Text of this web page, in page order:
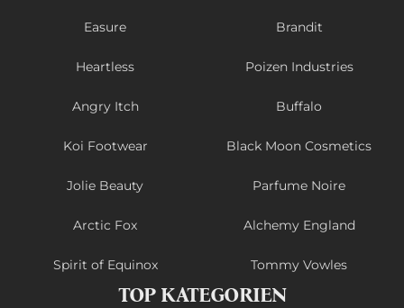
Easure Brandit
Heartless Poizen Industries
Angry Itch Buffalo
Koi Footwear Black Moon Cosmetics
Jolie Beauty Parfume Noire
Arctic Fox Alchemy England
Spirit of Equinox Tommy Vowles
TOP KATEGORIEN